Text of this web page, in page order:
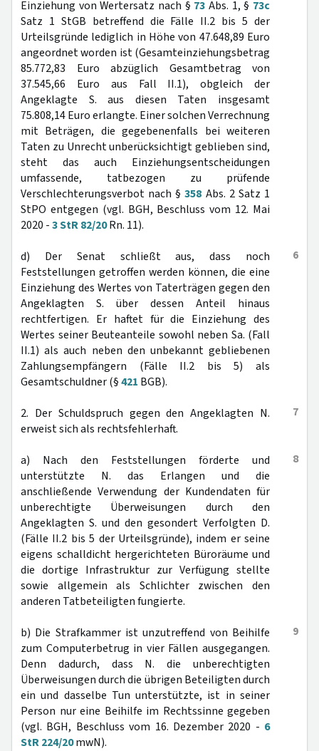
Einziehung von Wertersatz nach § 73 Abs. 1, § 73c
Satz 1 StGB betreffend die Fälle II.2 bis 5 der
Urteilsgründe lediglich in Höhe von 47.648,89 Euro
angeordnet worden ist (Gesamteinziehungsbetrag
85.772,83 Euro abzüglich Gesamtbetrag von
37.545,66 Euro aus Fall II.1), obgleich der
Angeklagte S. aus diesen Taten insgesamt
75.808,14 Euro erlangte. Einer solchen Verrechnung
mit Beträgen, die gegebenenfalls bei weiteren
Taten zu Unrecht unberücksichtigt geblieben sind,
steht das auch Einziehungsentscheidungen
umfassende, tatbezogen zu prüfende
Verschlechterungsverbot nach §358 Abs. 2 Satz 1
StPO entgegen (vgl. BGH, Beschluss vom 12. Mai
2020 -3 StR 82/20Rn. 11).
6
d) Der Senat schließt aus, dass noch
Feststellungen getroffen werden können, die eine
Einziehung des Wertes von Taterträgen gegen den
Angeklagten S. über dessen Anteil hinaus
rechtfertigen. Er haftet für die Einziehung des
Wertes seiner Beuteanteile sowohl neben Sa. (Fall
II.1) als auch neben den unbekannt gebliebenen
Zahlungsempfängern (Fälle II.2 bis 5) als
Gesamtschuldner (§421 BGB).
7
2. Der Schuldspruch gegen den Angeklagten N.
erweist sich als rechtsfehlerhaft.
8
a) Nach den Feststellungen förderte und
unterstützte N. das Erlangen und die
anschließende Verwendung der Kundendaten für
unberechtigte Überweisungen durch den
Angeklagten S. und den gesondert Verfolgten D.
(Fälle II.2 bis 5 der Urteilsgründe), indem er seine
eigens schalldicht hergerichteten Büroräume und
die dortige Infrastruktur zur Verfügung stellte
sowie allgemein als Schlichter zwischen den
anderen Tatbeteiligten fungierte.
9
b) Die Strafkammer ist unzutreffend von Beihilfe
zum Computerbetrug in vier Fällen ausgegangen.
Denn dadurch, dass N. die unberechtigten
Überweisungen durch die übrigen Beteiligten durch
ein und dasselbe Tun unterstützte, ist in seiner
Person nur eine Beihilfe im Rechtssinne gegeben
(vgl. BGH, Beschluss vom 16. Dezember 2020 - 6
StR 224/20mwN).